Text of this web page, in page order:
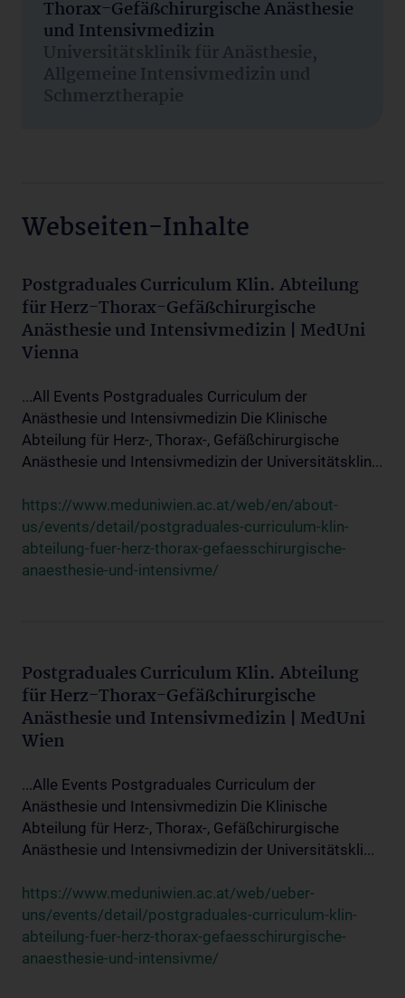
Thorax-Gefäßchirurgische Anästhesie
und Intensivmedizin
Universitätsklinik für Anästhesie,
Allgemeine Intensivmedizin und
Schmerztherapie
Webseiten-Inhalte
Postgraduales Curriculum Klin. Abteilung
für Herz-Thorax-Gefäßchirurgische
Anästhesie und Intensivmedizin | MedUni
Vienna
...All Events Postgraduales Curriculum der
Anästhesie und Intensivmedizin Die Klinische
Abteilung für Herz-, Thorax-, Gefäßchirurgische
Anästhesie und Intensivmedizin der Universitätsklin...
https://www.meduniwien.ac.at/web/en/about-
us/events/detail/postgraduales-curriculum-klin-
abteilung-fuer-herz-thorax-gefaesschirurgische-
anaesthesie-und-intensivme/
Postgraduales Curriculum Klin. Abteilung
für Herz-Thorax-Gefäßchirurgische
Anästhesie und Intensivmedizin | MedUni
Wien
...Alle Events Postgraduales Curriculum der
Anästhesie und Intensivmedizin Die Klinische
Abteilung für Herz-, Thorax-, Gefäßchirurgische
Anästhesie und Intensivmedizin der Universitätskli...
https://www.meduniwien.ac.at/web/ueber-
uns/events/detail/postgraduales-curriculum-klin-
abteilung-fuer-herz-thorax-gefaesschirurgische-
anaesthesie-und-intensivme/